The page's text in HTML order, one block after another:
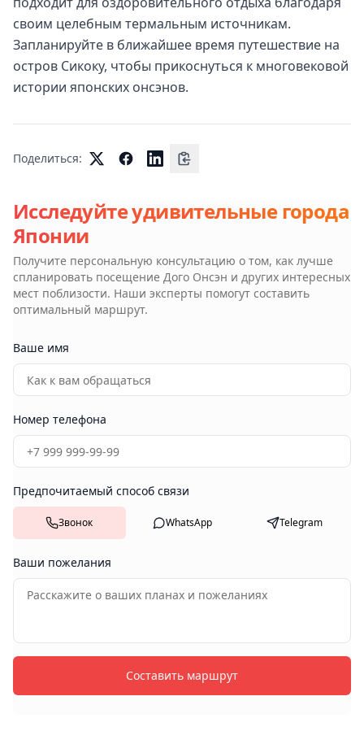
своим целебным термальным источникам.
Запланируйте в ближайшее время путешествие на
остров Сикоку, чтобы прикоснуться к многовековой
истории японских онсэнов.
Поделиться:
Исследуйте удивительные города
Японии
Получите персональную консультацию о том, как лучше
спланировать посещение Дого Онсэн и других интересных
мест поблизости. Наши эксперты помогут составить
оптимальный маршрут.
Ваше имя
Номер телефона
Предпочитаемый способ связи
Звонок WhatsApp Telegram
Ваши пожелания
Составить маршрут